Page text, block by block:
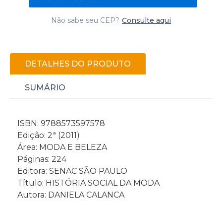
Não sabe seu CEP? Consulte aqui
DETALHES DO PRODUTO
SUMÁRIO
ISBN: 9788573597578
Edição: 2ª (2011)
Área: MODA E BELEZA
Páginas: 224
Editora: SENAC SÃO PAULO
Título: HISTÓRIA SOCIAL DA MODA
Autora: DANIELA CALANCA